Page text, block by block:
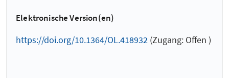
Elektronische Version(en)
https://doi.org/10.1364/OL.418932 (Zugang: Offen )